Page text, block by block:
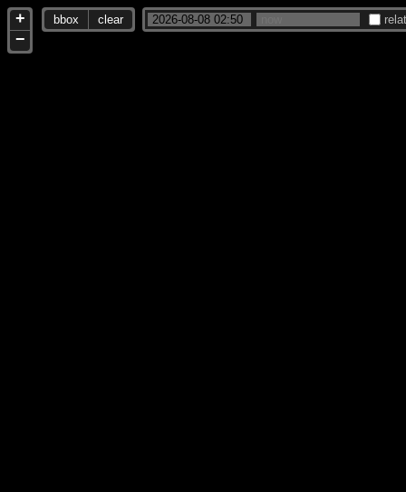
+
−
bbox clear